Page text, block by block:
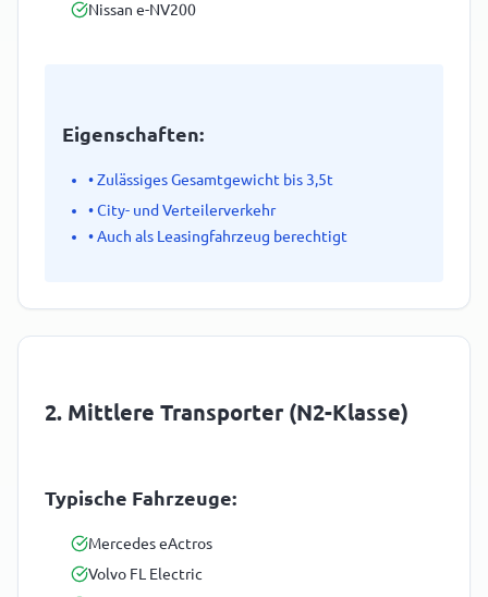
Nissan e-NV200
Eigenschaften:
• Zulässiges Gesamtgewicht bis 3,5t
• City- und Verteilerverkehr
• Auch als Leasingfahrzeug berechtigt
2. Mittlere Transporter (N2-Klasse)
Typische Fahrzeuge:
Mercedes eActros
Volvo FL Electric